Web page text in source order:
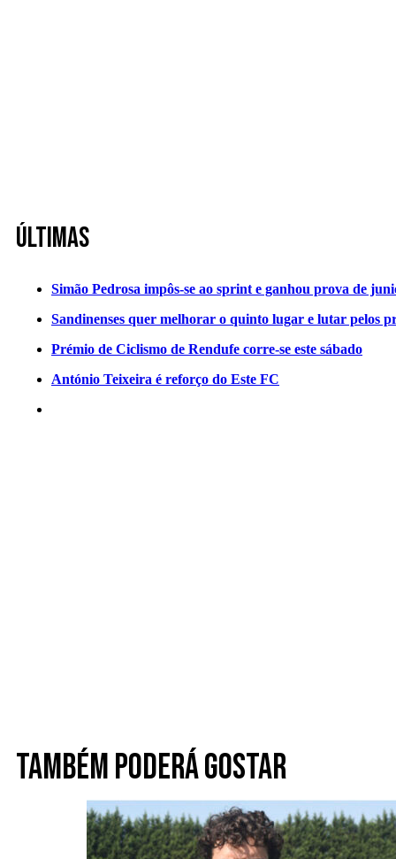
Últimas
Simão Pedrosa impôs-se ao sprint e ganhou prova de
Sandinenses quer melhorar o quinto lugar e lutar pelos
Prémio de Ciclismo de Rendufe corre-se este sábado
António Teixeira é reforço do Este FC
Também poderá gostar